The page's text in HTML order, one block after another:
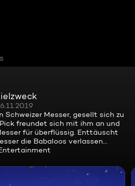
Schweizer Messer, gesellt sich zu
freundet sich mit ihm an und
für überflüssig. Enttäuscht
die Babaloos verlassen...